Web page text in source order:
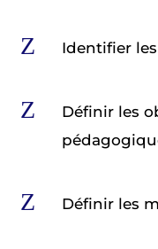
Z Identifier
Z
Définir les
Z Définir les